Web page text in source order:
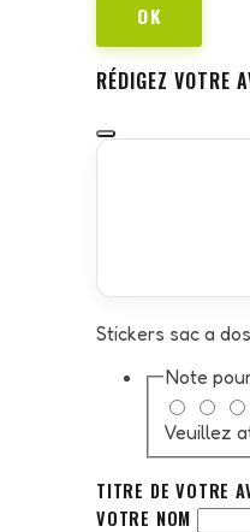
OK
RÉDIGEZ VOTRE
Stickers sac a dos
Note
Veuillez
TITRE DE VOTRE
VOTRE NOM